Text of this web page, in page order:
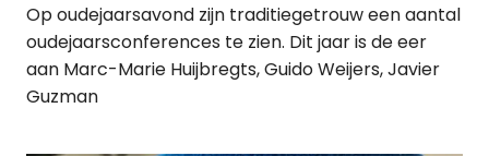
Op oudejaarsavond zijn traditiegetrouw een aantal
oudejaarsconferences te zien. Dit jaar is de eer
aan Marc-Marie Huijbregts, Guido Weijers, Javier
Guzman